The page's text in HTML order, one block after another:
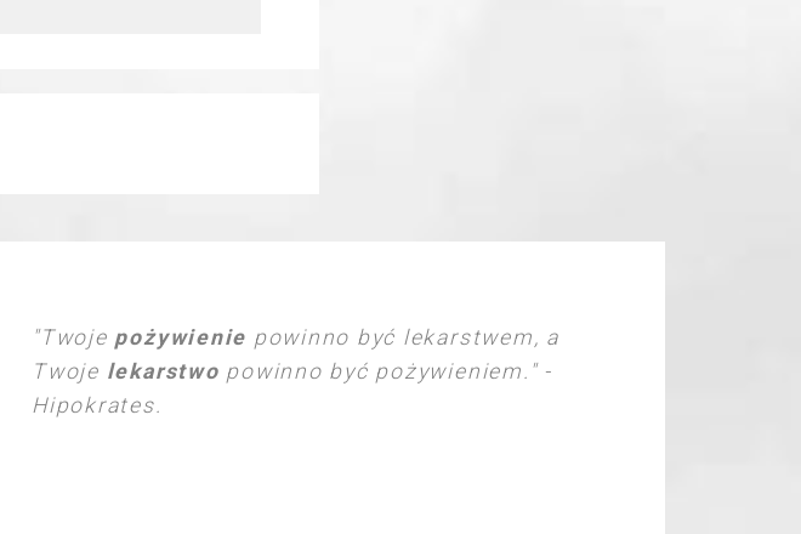
"Twoje pożywienie powinno być lekarstwem, a
Twoje lekarstwo powinno być pożywieniem." -
Hipokrates.